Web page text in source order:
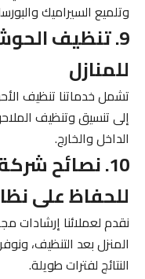
وتلميع السيراميك
9. تنظيف
للمنازل
تشمل خدماتنا تنظيف
إلى تنسيق وتنظيف
الداخل والخارج.
10. نصائح
للحفاظ على
نقدم لعملائنا إرشادات
المنزل بعد التنظيف،
النتائج لفترات طويلة.